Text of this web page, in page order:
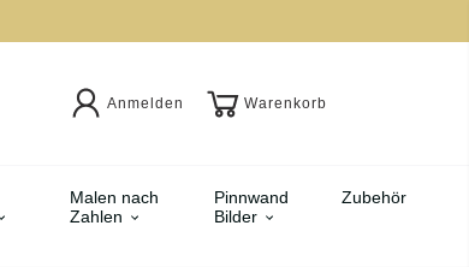
Anmelden Warenkorb
Malen nach
Zahlen
Pinnwand
Bilder
Zubehör